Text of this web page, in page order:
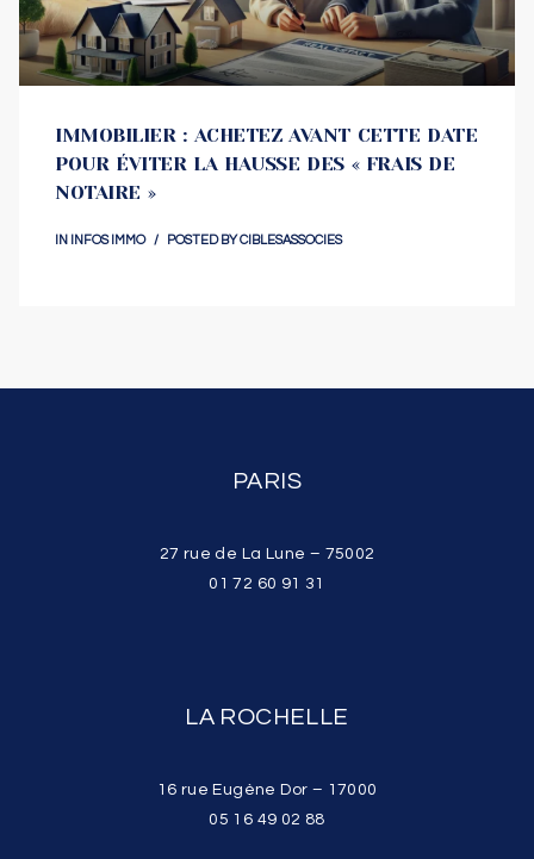
IMMOBILIER : ACHETEZ AVANT CETTE DATE
POUR ÉVITER LA HAUSSE DES « FRAIS DE
NOTAIRE »
IN INFOS IMMO POSTED BYCIBLESASSOCIES
PARIS
27 rue de La Lune – 75002
01 72 60 91 31
LA ROCHELLE
16 rue Eugène Dor – 17000
05 16 49 02 88